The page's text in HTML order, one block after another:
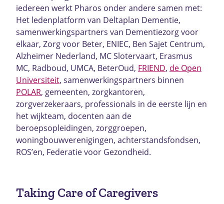
iedereen werkt Pharos onder andere samen met:
Het ledenplatform van Deltaplan Dementie,
samenwerkingspartners van Dementiezorg voor
elkaar, Zorg voor Beter, ENIEC, Ben Sajet Centrum,
Alzheimer Nederland, MC Slotervaart, Erasmus
MC, Radboud, UMCA, BeterOud, FRIEND, de Open
Universiteit, samenwerkingspartners binnen
POLAR, gemeenten, zorgkantoren,
zorgverzekeraars, professionals in de eerste lijn en
het wijkteam, docenten aan de
beroepsopleidingen, zorggroepen,
woningbouwverenigingen, achterstandsfondsen,
ROS’en, Federatie voor Gezondheid.
Taking Care of Caregivers